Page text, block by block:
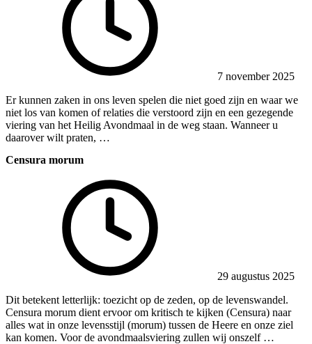
7 november 2025
Er kunnen zaken in ons leven spelen die niet goed zijn en waar we
niet los van komen of relaties die verstoord zijn en een gezegende
viering van het Heilig Avondmaal in de weg staan. Wanneer u
daarover wilt praten, …
Censura morum
29 augustus 2025
Dit betekent letterlijk: toezicht op de zeden, op de levenswandel.
Censura morum dient ervoor om kritisch te kijken (Censura) naar
alles wat in onze levensstijl (morum) tussen de Heere en onze ziel
kan komen. Voor de avondmaalsviering zullen wij onszelf …